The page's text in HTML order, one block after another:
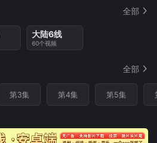
全部
大陆6线
60个视频
全部
第3集 第4集 第5集